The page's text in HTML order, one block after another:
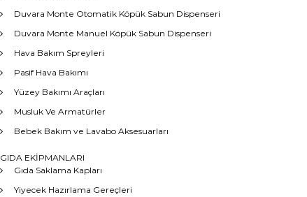
Duvara Monte Otomatik Köpük Sabun Dispenseri
Duvara Monte Manuel Köpük Sabun Dispenseri
Hava Bakım Spreyleri
Pasif Hava Bakımı
Yüzey Bakımı Araçları
Musluk Ve Armatürler
Bebek Bakım ve Lavabo Aksesuarları
GIDA EKİPMANLARI
Gıda Saklama Kapları
Yiyecek Hazırlama Gereçleri